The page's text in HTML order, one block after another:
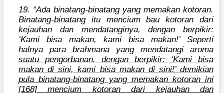
19. “Ada binatang-binatang yang memakan kotoran.
Binatang-binatang itu mencium bau kotoran dari
kejauhan dan mendatanginya, dengan berpikir:
‘Kami bisa makan, kami bisa makan!’ Seperti
halnya para brahmana yang mendatangi aroma
suatu pengorbanan, dengan berpikir: ‘Kami bisa
makan di sini, kami bisa makan di sini!’ demikian
pula binatang-binatang yang memakan kotoran ini
[168] mencium kotoran dari kejauhan dan